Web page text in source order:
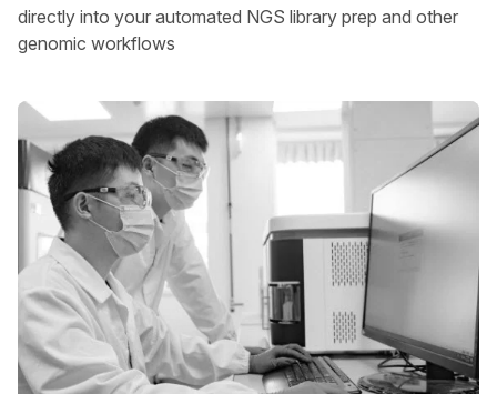
directly into your automated NGS library prep and other
genomic workflows